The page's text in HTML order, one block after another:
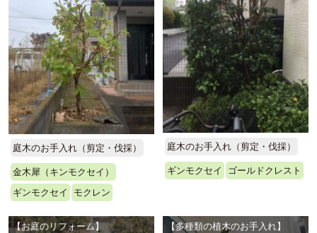
庭木のお手入れ（剪定・伐採）
金木犀（キンモクセイ）
ギンモクセイ
モクレン
庭木のお手入れ（剪定・伐採）
ギンモクセイ ゴールドクレスト
【お庭のリフォーム】
【多種類の植木のお手入れ】